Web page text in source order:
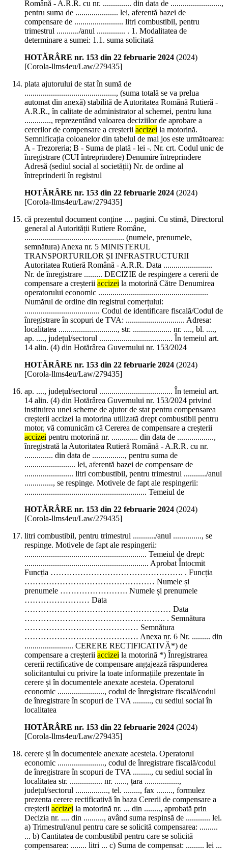
Română - A.R.R. cu nr. .............. din data de .........................,
pentru suma de ..................... lei, aferentă bazei de
compensare de ........................ litri combustibil, pentru
trimestrul .........../anul .............. . 1. Modalitatea de
determinare a sumei: 1.1. suma solicitată
HOTĂRÂRE nr. 153 din 22 februarie 2024 (2024)
[Corola-llms4eu/Law/279435]
plata ajutorului de stat în sumă de
............................................., (suma totală se va prelua
automat din anexă) stabilită de Autoritatea Română Rutieră -
A.R.R., în calitate de administrator al schemei, pentru luna
............., reprezentând valoarea deciziilor de aprobare a
cererilor de compensare a creșterii accizei la motorină.
Semnificația coloanelor din tabelul de mai jos este următoarea:
A - Trezoreria; B - Suma de plată - lei -. Nr. crt. Codul unic de
înregistrare (CUI întreprindere) Denumire întreprindere
Adresă (sediul social al societății) Nr. de ordine al
întreprinderii în registrul
HOTĂRÂRE nr. 153 din 22 februarie 2024 (2024)
[Corola-llms4eu/Law/279435]
că prezentul document conține .... pagini. Cu stimă, Directorul
general al Autorității Rutiere Române,
................................................. (numele, prenumele,
semnătura) Anexa nr. 5 MINISTERUL
TRANSPORTURILOR ȘI INFRASTRUCTURII
Autoritatea Rutieră Română - A.R.R. Data ........................
Nr. de înregistrare ......... DECIZIE de respingere a cererii de
compensare a creșterii accizei la motorină Către Denumirea
operatorului economic ......................................................
Numărul de ordine din registrul comerțului:
..................................... Codul de identificare fiscală/Codul de
înregistrare în scopuri de TVA: ............................. Adresa:
localitatea ............................., str. ................... nr. ...., bl. ....,
ap. ...., județul/sectorul .................................... În temeiul art.
14 alin. (4) din Hotărârea Guvernului nr. 153/2024
HOTĂRÂRE nr. 153 din 22 februarie 2024 (2024)
[Corola-llms4eu/Law/279435]
ap. ...., județul/sectorul .................................... În temeiul art.
14 alin. (4) din Hotărârea Guvernului nr. 153/2024 privind
instituirea unei scheme de ajutor de stat pentru compensarea
creșterii accizei la motorina utilizată drept combustibil pentru
motor, vă comunicăm că Cererea de compensare a creșterii
accizei pentru motorină nr. ............. din data de ..................,
înregistrată la Autoritatea Rutieră Română - A.R.R. cu nr.
.............. din data de ................, pentru suma de
......................... lei, aferentă bazei de compensare de
........................ litri combustibil, pentru trimestrul .........../anul
.............., se respinge. Motivele de fapt ale respingerii:
............................................................ Temeiul de
HOTĂRÂRE nr. 153 din 22 februarie 2024 (2024)
[Corola-llms4eu/Law/279435]
litri combustibil, pentru trimestrul .........../anul .............., se
respinge. Motivele de fapt ale respingerii:
............................................................ Temeiul de drept:
............................................................. Aprobat Întocmit
Funcția …………………………………………. . Funcția
………………………………………… Numele și
prenumele ……………………. Numele și prenumele
…………………… Data
……………………………………………… Data
……………………………………………. . Semnătura
…………………………………… Semnătura
…………………………………… Anexa nr. 6 Nr. ......... din
........................ CERERE RECTIFICATIVĂ*) de
compensare a creșterii accizei la motorină *) Înregistrarea
cererii rectificative de compensare angajează răspunderea
solicitantului cu privire la toate informațiile prezentate în
cerere și în documentele anexate acesteia. Operatorul
economic ......................., codul de înregistrare fiscală/codul
de înregistrare în scopuri de TVA ........., cu sediul social în
localitatea
HOTĂRÂRE nr. 153 din 22 februarie 2024 (2024)
[Corola-llms4eu/Law/279435]
cerere și în documentele anexate acesteia. Operatorul
economic ......................., codul de înregistrare fiscală/codul
de înregistrare în scopuri de TVA ........., cu sediul social în
localitatea str. ................ nr. ......, țara .................,
județul/sectorul ................, tel. ........, fax ........, formulez
prezenta cerere rectificativă în baza Cererii de compensare a
creșterii accizei la motorină nr. ... din ........, aprobată prin
Decizia nr. .... din .........., având suma respinsă de ............ lei.
a) Trimestrul/anul pentru care se solicită compensarea: .........
... b) Cantitatea de combustibil pentru care se solicită
compensarea: ........ litri ... c) Suma de compensat: ......... lei ...